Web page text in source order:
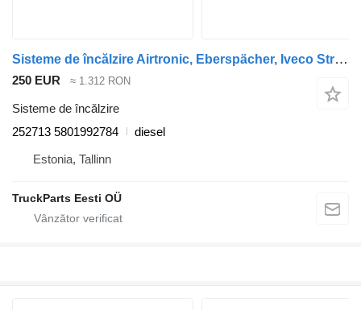
Sisteme de încălzire Airtronic, Eberspächer, Iveco Stralis (01.02-) 252713 pentru cap tractor IVECO Stralis, Trakker (2002-)
250 EUR ≈ 1.312 RON
Sisteme de încălzire
252713 5801992784
diesel
Estonia, Tallinn
TruckParts Eesti OÜ